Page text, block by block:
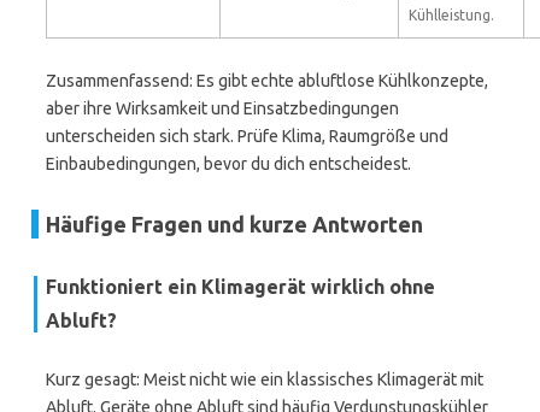
Kühlleistung.
Zusammenfassend: Es gibt echte abluftlose Kühlkonzepte,
aber ihre Wirksamkeit und Einsatzbedingungen
unterscheiden sich stark. Prüfe Klima, Raumgröße und
Einbaubedingungen, bevor du dich entscheidest.
Häufige Fragen und kurze Antworten
Funktioniert ein Klimagerät wirklich ohne
Abluft?
Kurz gesagt: Meist nicht wie ein klassisches Klimagerät mit
Abluft. Geräte ohne Abluft sind häufig Verdunstungskühler